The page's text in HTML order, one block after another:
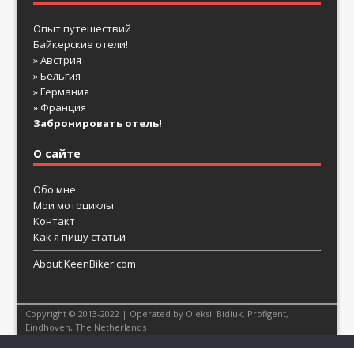
Опыт путешествий
Байкерские отели!
» Австрия
» Бельгия
» Германия
» Франция
Забронировать отель!
О сайте
Обо мне
Мои мотоциклы
Контакт
Как я пишу статьи
About KeenBiker.com
Copyright © 2013-2022 | Operated by Oleksii Bidiuk, Profigent,
Eindhoven, The Netherlands